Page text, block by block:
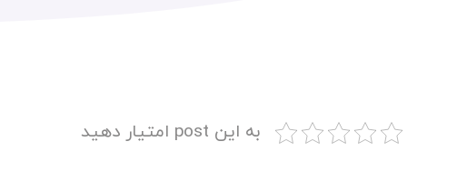
به این post امتیار دهید